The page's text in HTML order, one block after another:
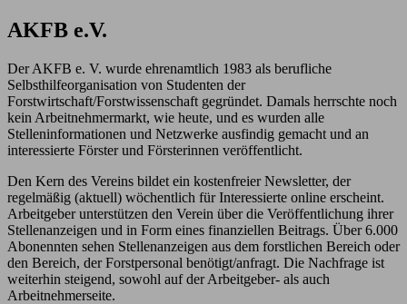
AKFB e.V.
Der AKFB e. V. wurde ehrenamtlich 1983 als berufliche
Selbsthilfeorganisation von Studenten der
Forstwirtschaft/Forstwissenschaft gegründet. Damals herrschte noch
kein Arbeitnehmermarkt, wie heute, und es wurden alle
Stelleninformationen und Netzwerke ausfindig gemacht und an
interessierte Förster und Försterinnen veröffentlicht.
Den Kern des Vereins bildet ein kostenfreier Newsletter, der
regelmäßig (aktuell) wöchentlich für Interessierte online erscheint.
Arbeitgeber unterstützen den Verein über die Veröffentlichung ihrer
Stellenanzeigen und in Form eines finanziellen Beitrags. Über 6.000
Abonennten sehen Stellenanzeigen aus dem forstlichen Bereich oder
den Bereich, der Forstpersonal benötigt/anfragt. Die Nachfrage ist
weiterhin steigend, sowohl auf der Arbeitgeber- als auch
Arbeitnehmerseite.